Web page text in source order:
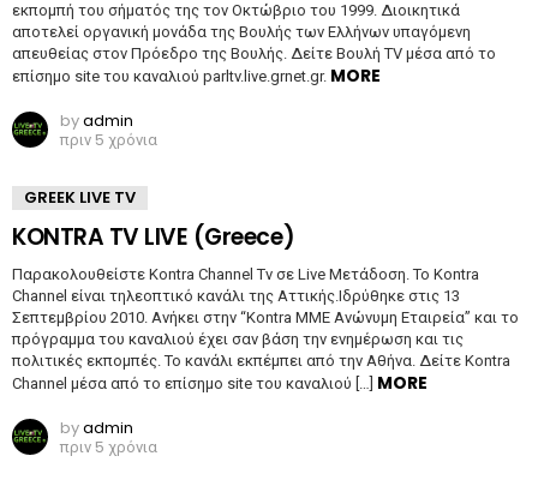
εκπομπή του σήματός της τον Οκτώβριο του 1999. Διοικητικά
αποτελεί οργανική μονάδα της Βουλής των Ελλήνων υπαγόμενη
απευθείας στον Πρόεδρο της Βουλής. Δείτε Βουλή TV μέσα από το
επίσημο site του καναλιού parltv.live.grnet.gr. MORE
byadmin
πριν 5 χρόνια
GREEK LIVE TV
KONTRA TV LIVE (Greece)
Παρακολουθείστε Kontra Channel Tv σε Live Μετάδοση. Το Kontra
Channel είναι τηλεοπτικό κανάλι της Αττικής.Ιδρύθηκε στις 13
Σεπτεμβρίου 2010. Ανήκει στην “Kontra ΜΜΕ Ανώνυμη Εταιρεία” και το
πρόγραμμα του καναλιού έχει σαν βάση την ενημέρωση και τις
πολιτικές εκπομπές. Το κανάλι εκπέμπει από την Αθήνα. Δείτε Kontra
Channel μέσα από το επίσημο site του καναλιού […] MORE
byadmin
πριν 5 χρόνια